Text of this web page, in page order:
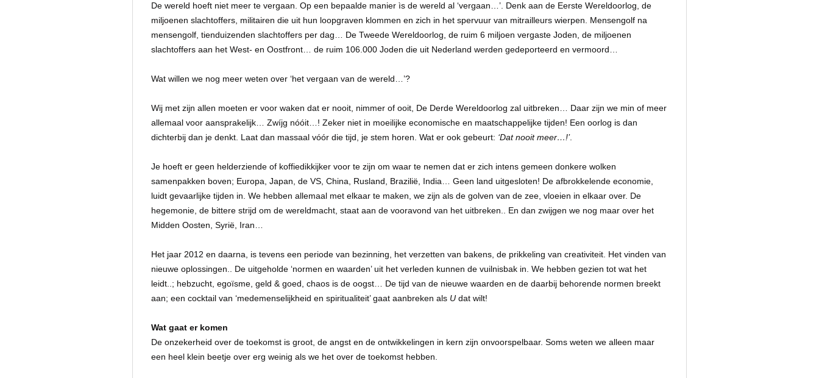
De wereld hoeft niet meer te vergaan. Op een bepaalde manier ìs de wereld al ‘vergaan…’. Denk aan de Eerste Wereldoorlog, de
miljoenen slachtoffers, militairen die uit hun loopgraven klommen en zich in het spervuur van mitrailleurs wierpen. Mensengolf na
mensengolf, tienduizenden slachtoffers per dag… De Tweede Wereldoorlog, de ruim 6 miljoen vergaste Joden, de miljoenen
slachtoffers aan het West- en Oostfront… de ruim 106.000 Joden die uit Nederland werden gedeporteerd en vermoord…
Wat willen we nog meer weten over ‘het vergaan van de wereld…’?
Wij met zijn allen moeten er voor waken dat er nooit, nimmer of ooit, De Derde Wereldoorlog zal uitbreken… Daar zijn we min of meer
allemaal voor aansprakelijk… Zwíjg nóóit…! Zeker niet in moeilijke economische en maatschappelijke tijden! Een oorlog is dan
dichterbij dan je denkt. Laat dan massaal vóór die tijd, je stem horen. Wat er ook gebeurt: ‘Dat nooit meer…!’.
Je hoeft er geen helderziende of koffiedikkijker voor te zijn om waar te nemen dat er zich intens gemeen donkere wolken
samenpakken boven; Europa, Japan, de VS, China, Rusland, Brazilië, India… Geen land uitgesloten! De afbrokkelende economie,
luidt gevaarlijke tijden in. We hebben allemaal met elkaar te maken, we zijn als de golven van de zee, vloeien in elkaar over. De
hegemonie, de bittere strijd om de wereldmacht, staat aan de vooravond van het uitbreken.. En dan zwijgen we nog maar over het
Midden Oosten, Syrië, Iran…
Het jaar 2012 en daarna, is tevens een periode van bezinning, het verzetten van bakens, de prikkeling van creativiteit. Het vinden van
nieuwe oplossingen.. De uitgeholde ‘normen en waarden’ uit het verleden kunnen de vuilnisbak in. We hebben gezien tot wat het
leidt..; hebzucht, egoïsme, geld & goed, chaos is de oogst… De tijd van de nieuwe waarden en de daarbij behorende normen breekt
aan; een cocktail van ‘medemenselijkheid en spiritualiteit’ gaat aanbreken als U dat wilt!
Wat gaat er komen
De onzekerheid over de toekomst is groot, de angst en de ontwikkelingen in kern zijn onvoorspelbaar. Soms weten we alleen maar
een heel klein beetje over erg weinig als we het over de toekomst hebben.